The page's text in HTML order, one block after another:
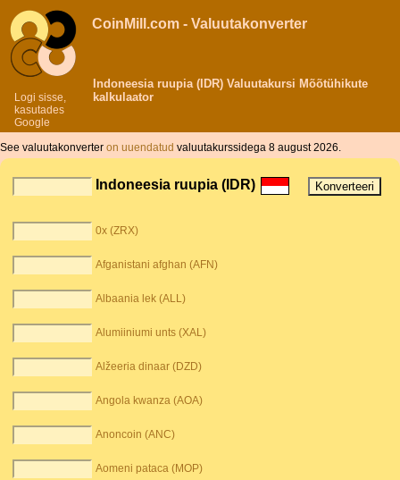
Logi sisse,
kasutades
Google
CoinMill.com - Valuutakonverter
Indoneesia ruupia (IDR) Valuutakursi Mõõtühikute
kalkulaator
See valuutakonverter on uuendatud valuutakurssidega 8 august 2026.
Indoneesia ruupia (IDR)
0x (ZRX)
Afganistani afghan (AFN)
Albaania lek (ALL)
Alumiiniumi unts (XAL)
Alžeeria dinaar (DZD)
Angola kwanza (AOA)
Anoncoin (ANC)
Aomeni pataca (MOP)